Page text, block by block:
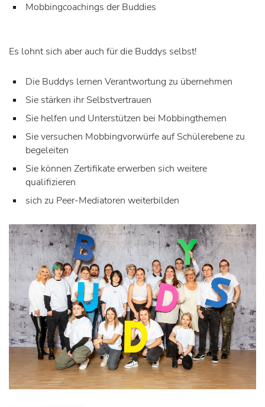
Mobbingcoachings der Buddies
Es lohnt sich aber auch für die Buddys selbst!
Die Buddys lernen Verantwortung zu übernehmen
Sie stärken ihr Selbstvertrauen
Sie helfen und Unterstützen bei Mobbingthemen
Sie versuchen Mobbingvorwürfe auf Schülerebene zu
begeleiten
Sie können Zertifikate erwerben sich weitere
qualifizieren
sich zu Peer-Mediatoren weiterbilden